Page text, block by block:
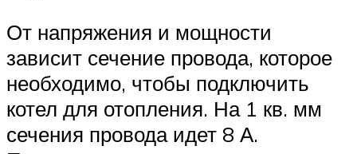
От напряжения и мощности
зависит сечение провода, которое
необходимо, чтобы подключить
котел для отопления. На 1 кв. мм
сечения провода идет 8 А.